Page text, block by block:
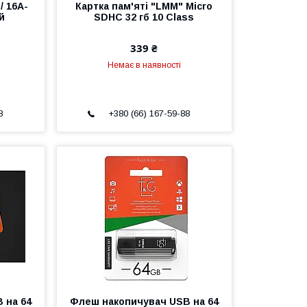
16A-
Картка пам'яті "LMM" Micro
SDHC 32 гб 10 Class
339 ₴
Немає в наявності
+380 (66) 167-59-88
на 64 Флеш накопичувач USB на 64